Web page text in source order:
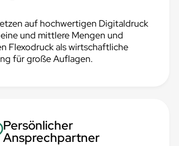
auf hochwertigen Digitaldruck
und mittlere Mengen und
Flexodruck als wirtschaftliche
für große Auflagen.
Persönlicher
Ansprechpartner